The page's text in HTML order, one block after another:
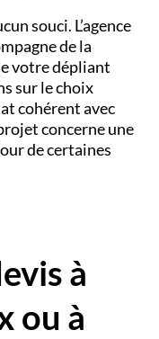
souci. L’agence
de la
votre dépliant
sur le choix
cohérent avec
concerne une
de certaines
à
ou à